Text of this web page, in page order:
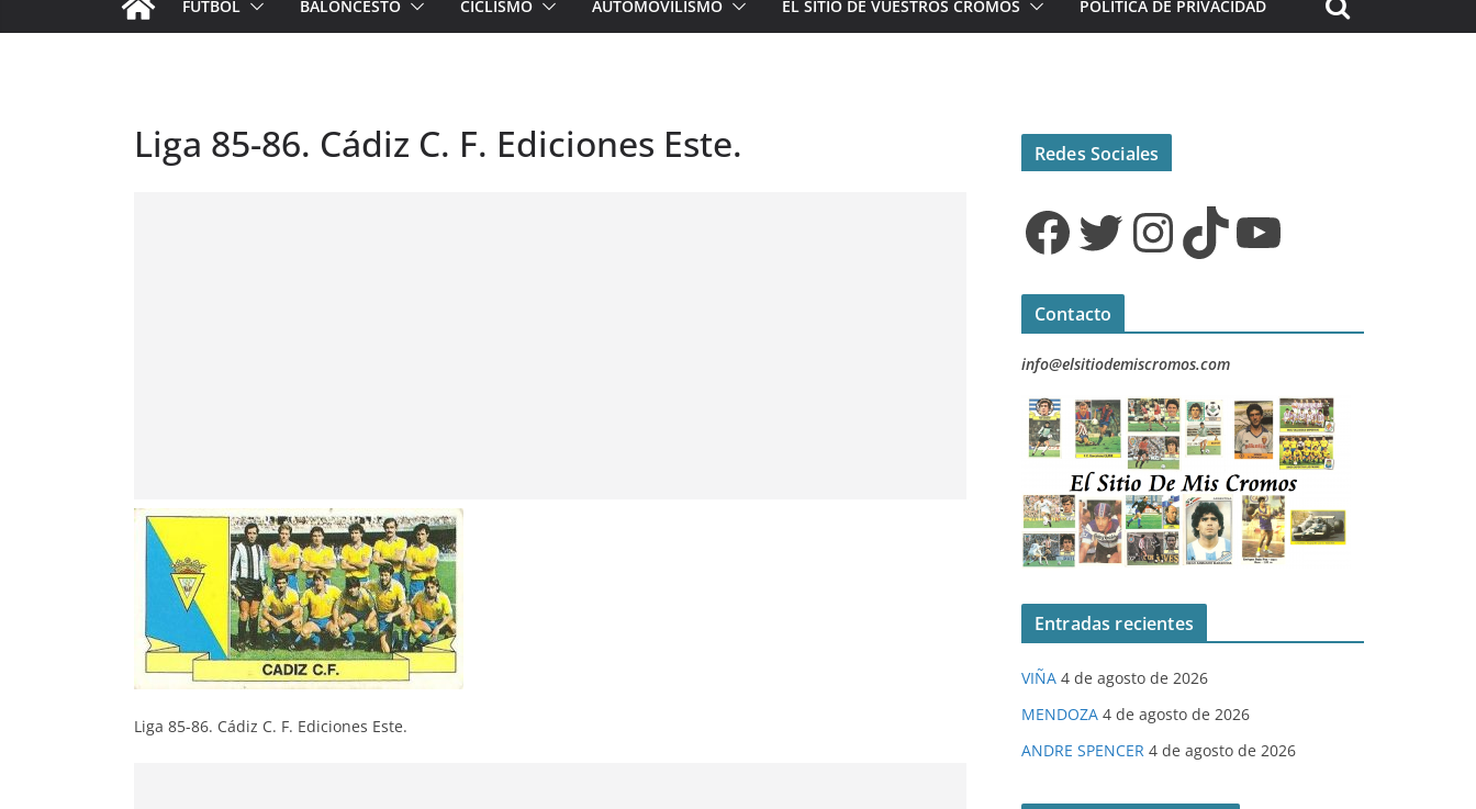
FÚTBOL BALONCESTO CICLISMO AUTOMOVILISMO EL SITIO DE VUESTROS CROMOS POLÍTICA DE PRIVACIDAD
Liga 85-86. Cádiz C. F. Ediciones Este.
Liga 85-86. Cádiz C. F. Ediciones Este.
Redes Sociales
Facebook Twitter InstagramTikTok YouTube
Contacto
info@elsitiodemiscromos.com
Entradas recientes
VIÑA 4 de agosto de 2026
MENDOZA 4 de agosto de 2026
ANDRE SPENCER 4 de agosto de 2026